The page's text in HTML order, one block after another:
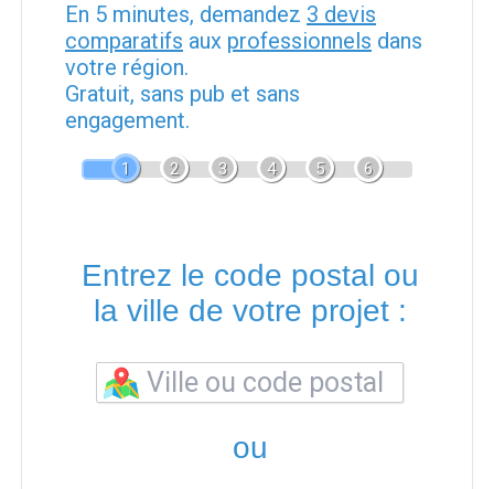
En 5 minutes, demandez 3 devis
comparatifs aux professionnels dans
votre région.
Gratuit, sans pub et sans
engagement.
1 2 3 4 5 6
Entrez le code postal ou
la ville de votre projet :
ou